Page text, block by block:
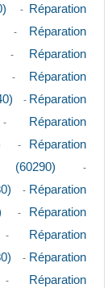
-
Réparation
-
Réparation
-
Réparation
-
Réparation
- Réparation
Réparation
-
Réparation
(60290)
-
- Réparation
-
Réparation
Réparation
- Réparation
Réparation